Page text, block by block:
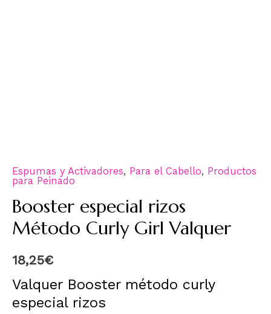
Espumas y Activadores, Para el Cabello, Productos
para Peinado
Booster especial rizos
Método Curly Girl Valquer
18,25€
Valquer Booster método curly
especial rizos